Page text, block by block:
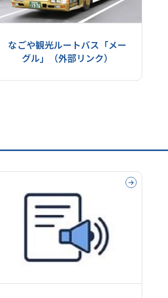
なごや観光ルートバス「メー
グル」（外部リンク）